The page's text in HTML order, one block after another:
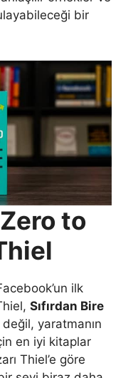
bir
to
ilk
Sıfırdan Bire
yaratmanın
en iyi kitaplar
Thiel’e göre